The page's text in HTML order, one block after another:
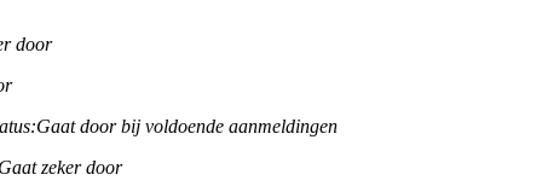
door
Gaat door bij voldoende aanmeldingen
Gaat zeker door